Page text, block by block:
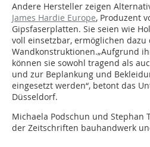
Andere Hersteller zeigen
James Hardie Europe, Produzent
Gipsfaserplatten. Sie seien wie
voll einsetzbar, ermöglichen
Wandkonstruktionen.„Aufgrund
können sie sowohl tragend als
und zur Beplankung und
eingesetzt werden“, betont das
Düsseldorf.
Michaela Podschun und Stephan
der Zeitschriften bauhandwerk